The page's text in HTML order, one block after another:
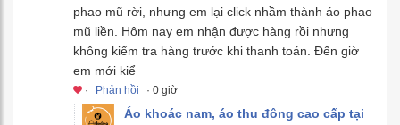
phao mũ rời, nhưng em lại click nhầm thành áo phao
mũ liền. Hôm nay em nhận được hàng rồi nhưng
không kiểm tra hàng trước khi thanh toán. Đến giờ
em mới kiể
· Phản hồi · 0 giờ
Áo khoác nam, áo thu đông cao cấp tại